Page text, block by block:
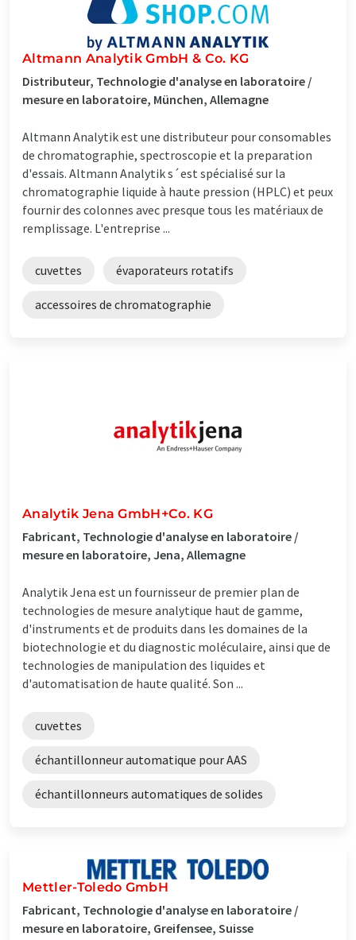
Altmann Analytik GmbH & Co. KG
Distributeur, Technologie d'analyse en laboratoire /
mesure en laboratoire, München, Allemagne
Altmann Analytik est une distributeur pour consomables
de chromatographie, spectroscopie et la preparation
d'essais. Altmann Analytik s´est spécialisé sur la
chromatographie liquide à haute pression (HPLC) et peux
fournir des colonnes avec presque tous les matériaux de
remplissage. L'entreprise ...
cuvettes évaporateurs rotatifs
accessoires de chromatographie
Analytik Jena GmbH+Co. KG
Fabricant, Technologie d'analyse en laboratoire /
mesure en laboratoire, Jena, Allemagne
Analytik Jena est un fournisseur de premier plan de
technologies de mesure analytique haut de gamme,
d'instruments et de produits dans les domaines de la
biotechnologie et du diagnostic moléculaire, ainsi que de
technologies de manipulation des liquides et
d'automatisation de haute qualité. Son ...
cuvettes
échantillonneur automatique pour AAS
échantillonneurs automatiques de solides
Mettler-Toledo GmbH
Fabricant, Technologie d'analyse en laboratoire /
mesure en laboratoire, Greifensee, Suisse